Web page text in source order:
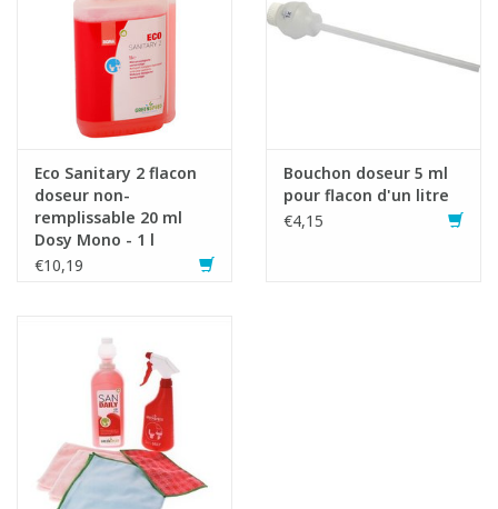
Convient pour:
Sols thermoplastiques en PVC ou en vinyle
Linoléum
Sols recouverts d'un film de protection en polymère
Eco Sanitary 2 flacon
doseur non-
remplissable 20 ml
Dosy Mono - 1 l
€10,19
Bouchon doseur 5 ml
pour flacon d'un litre
€4,15